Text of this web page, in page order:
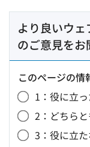
より良いウ
のご意見を
このページの情
1：役に立
2：どちら
3：役に立